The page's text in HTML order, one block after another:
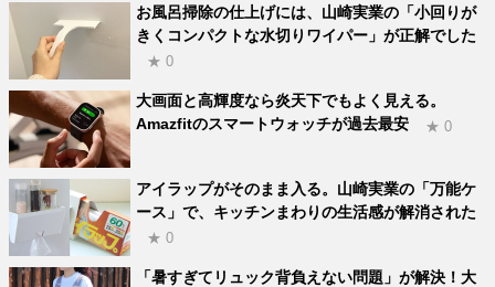
お風呂掃除の仕上げには、山崎実業の「小回りが
きくコンパクトな水切りワイパー」が正解でした
★ 0
大画面と高輝度なら炎天下でもよく見える。
Amazfitのスマートウォッチが過去最安
★ 0
アイラップがそのまま入る。山崎実業の「万能ケ
ース」で、キッチンまわりの生活感が解消された
★ 0
「暑すぎてリュック背負えない問題」が解決！大